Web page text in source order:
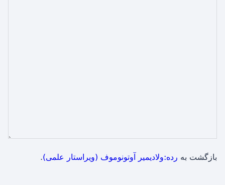
بازگشت به رده:ولادیمیر آوتونوموف (ویراستار علمی).